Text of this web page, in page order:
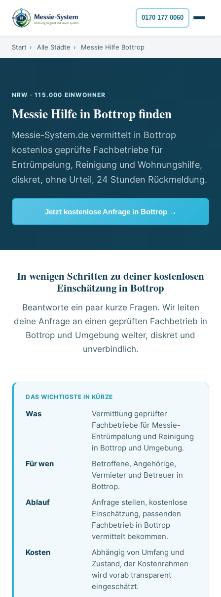
0170 177 0060
Start › Alle Städte › Messie Hilfe Bottrop
NRW · 115.000 EINWOHNER
Messie Hilfe in Bottrop finden
Messie-System.de vermittelt in Bottrop
kostenlos geprüfte Fachbetriebe für
Entrümpelung, Reinigung und Wohnungshilfe,
diskret, ohne Urteil, 24 Stunden Rückmeldung.
Jetzt kostenlose Anfrage in Bottrop →
In wenigen Schritten zu deiner kostenlosen
Einschätzung in Bottrop
Beantworte ein paar kurze Fragen. Wir leiten
deine Anfrage an einen geprüften Fachbetrieb in
Bottrop und Umgebung weiter, diskret und
unverbindlich.
DAS WICHTIGSTE IN KÜRZE
Was
Vermittlung geprüfter
Fachbetriebe für Messie-
Entrümpelung und Reinigung
in Bottrop und Umgebung.
Für wen
Betroffene, Angehörige,
Vermieter und Betreuer in
Bottrop.
Ablauf
Anfrage stellen, kostenlose
Einschätzung, passenden
Fachbetrieb in Bottrop
vermittelt bekommen.
Kosten
Abhängig von Umfang und
Zustand, der Kostenrahmen
wird vorab transparent
eingeschätzt.